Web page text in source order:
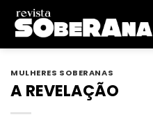
Skip
content
MULHERES SOBERANAS
A REVELAÇÃO